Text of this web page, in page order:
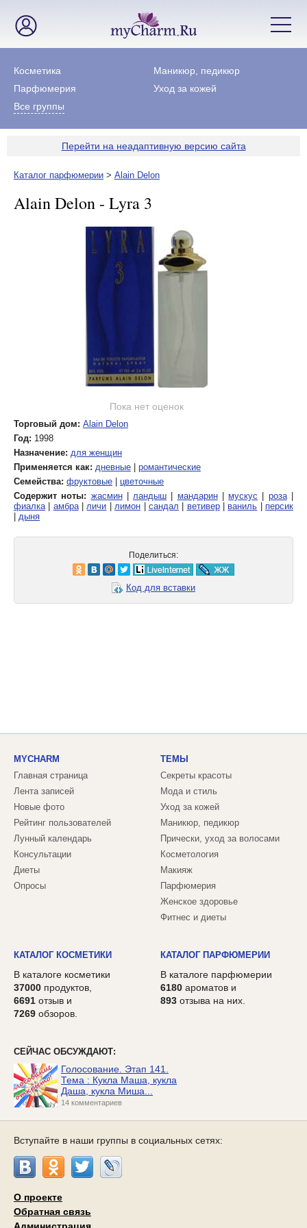
Косметика
Маникюр, педикюр
Парфюмерия
Уход за кожей
Все группы
Перейти на неадаптивную версию сайта
Каталог парфюмерии > Alain Delon
Alain Delon - Lyra 3
Пока нет оценок
Торговый дом: Alain Delon
Год: 1998
Назначение: для женщин
Применяется как: дневные
романтические
Семейства: фруктовые
цветочные
Содержит ноты: жасмин|ландыш мандарин| мускус роза|
фиалка| амбра|личи |лимон сандал ветивер| ваниль
персик
дыня
Поделиться:
Код для вставки
MYCHARM
Главная страница
Лента записей
Новые фото
Рейтинг пользователей
Лунный календарь
Консультации
Диеты
Опросы
ТЕМЫ
Секреты красоты
Мода и стиль
Уход за кожей
Маникюр, педикюр
Прически, уход за волосами
Косметология
Макияж
Парфюмерия
Женское здоровье
Фитнес и диеты
КАТАЛОГ КОСМЕТИКИ
В каталоге косметики
37000 продуктов,
6691 отзыв и
7269 обзоров.
КАТАЛОГ ПАРФЮМЕРИИ
В каталоге парфюмерии
6180 ароматов и
893 отзыва на них.
СЕЙЧАС ОБСУЖДАЮТ:
Голосование. Этап 141.
Тема : Кукла Маша, кукла
Даша, кукла Миша...
14 комментариев
Вступайте в наши группы в социальных сетях:
О проекте
Обратная связь